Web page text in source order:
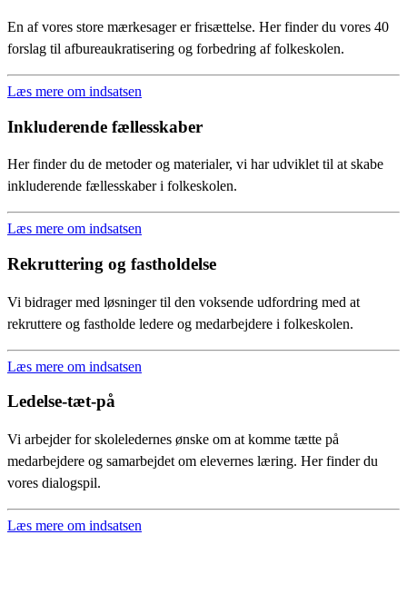
En af vores store mærkesager er frisættelse. Her finder du vores 40
forslag til afbureaukratisering og forbedring af folkeskolen.
Læs mere om indsatsen
Inkluderende fællesskaber
Her finder du de metoder og materialer, vi har udviklet til at skabe
inkluderende fællesskaber i folkeskolen.
Læs mere om indsatsen
Rekruttering og fastholdelse
Vi bidrager med løsninger til den voksende udfordring med at
rekruttere og fastholde ledere og medarbejdere i folkeskolen.
Læs mere om indsatsen
Ledelse-tæt-på
Vi arbejder for skoleledernes ønske om at komme tætte på
medarbejdere og samarbejdet om elevernes læring. Her finder du
vores dialogspil.
Læs mere om indsatsen